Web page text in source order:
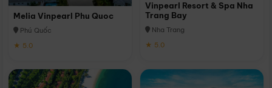
Melia Vinpearl Phu Quoc
Phú Quốc
★ 5.0
Vinpearl Resort & Spa Nha
Trang Bay
Nha Trang
★ 5.0